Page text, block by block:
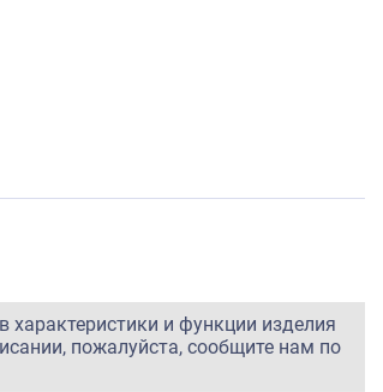
характеристики и функции изделия
пожалуйста, сообщите нам по